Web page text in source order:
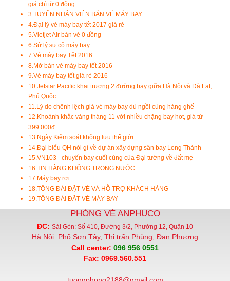
giá chì từ 0 đồng
3.TUYỂN NHÂN VIÊN BÁN VÉ MÁY BAY
4.Đại lý vé máy bay tết 2017 giá rẻ
5.Vietjet Air bán vé 0 đồng
6.Sử lý sự cố máy bay
7.Vé máy bay Tết 2016
8.Mở bán vé máy bay tết 2016
9.Vé máy bay tết giá rẻ 2016
10.Jetstar Pacific khai trương 2 đường bay giữa Hà Nội và Đà Lạt,
Phú Quốc
11.Lý do chênh lệch giá vé máy bay dù ngồi cùng hàng ghế
12.Khoảnh khắc vàng tháng 11 với nhiều chặng bay hot, giá từ
399.000đ
13.Ngày Kiểm soát không lưu thế giới
14.Đại biểu QH nói gì về dự án xây dựng sân bay Long Thành
15.VN103 - chuyến bay cuối cùng của Đại tướng về đất mẹ
16.TIN HÀNG KHÔNG TRONG NƯỚC
17.Máy bay rơi
18.TỔNG ĐÀI ĐẶT VÉ VÀ HỖ TRỢ KHÁCH HÀNG
19.TỔNG ĐÀI ĐẶT VÉ MÁY BAY
PHÒNG VÉ ANPHUCO
ĐC: Sài Gòn: Số 410, Đường 3/2, Phường 12, Quận 10
Hà Nội: Phố Sơn Tây, Thị trấn Phùng, Đan Phượng
Call center: 096 956 0551
Fax: 0969.560.551